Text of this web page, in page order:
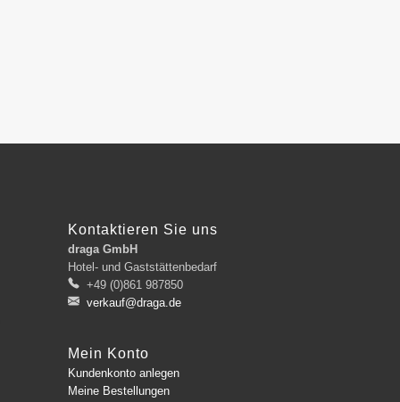
Kontaktieren Sie uns
draga GmbH
Hotel- und Gaststättenbedarf
+49 (0)861 987850
verkauf@draga.de
Mein Konto
Kundenkonto anlegen
Meine Bestellungen